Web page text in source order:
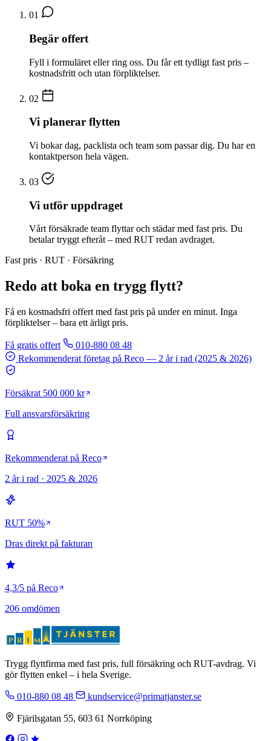
01
Begär offert
Fyll i formuläret eller ring oss. Du får ett tydligt fast pris –
kostnadsfritt och utan förpliktelser.
02
Vi planerar flytten
Vi bokar dag, packlista och team som passar dig. Du har en
kontaktperson hela vägen.
03
Vi utför uppdraget
Vårt försäkrade team flyttar och städar med fast pris. Du
betalar tryggt efteråt – med RUT redan avdraget.
Fast pris · RUT · Försäkring
Redo att boka en trygg flytt?
Få en kostnadsfri offert med fast pris på under en minut. Inga
förpliktelser – bara ett ärligt pris.
Få gratis offert
010-880 08 48
Rekommenderat företag på Reco — 2 år i rad (2025 & 2026)
Försäkrat 500 000 kr
Full ansvarsförsäkring
Rekommenderat på Reco
2 år i rad · 2025 & 2026
RUT 50%
Dras direkt på fakturan
4,3/5 på Reco
206 omdömen
Trygg flyttfirma med fast pris, full försäkring och RUT-avdrag. Vi
gör flytten enkel – i hela Sverige.
010-880 08 48 kundservice@primatjanster.se
Fjärilsgatan 55, 603 61 Norrköping